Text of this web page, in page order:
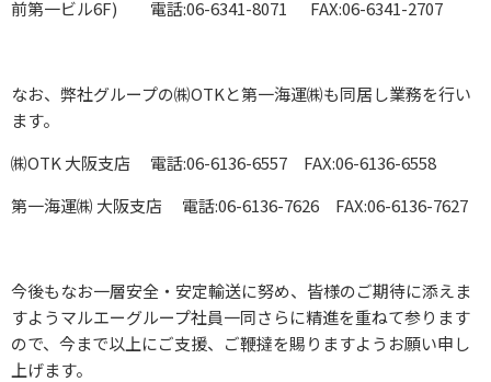
前第一ビル6F)
電話:06-6341-8071 FAX:06-6341-2707
なお、弊社グループの㈱OTKと第一海運㈱も同居し業務を行い
ます。
㈱OTK 大阪支店 電話:06-6136-6557 FAX:06-6136-6558
第一海運㈱ 大阪支店 電話:06-6136-7626 FAX:06-6136-7627
今後もなお一層安全・安定輸送に努め、皆様のご期待に添えま
すようマルエーグループ社員一同さらに精進を重ねて参ります
ので、今まで以上にご支援、ご鞭撻を賜りますようお願い申し
上げます。